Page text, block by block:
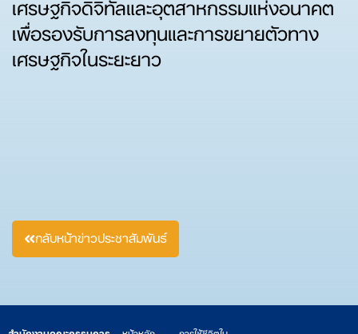
เพื่อรองรับการลงทุนและการขยายตัวทาง
เศรษฐกิจในระยะยาว
กลับหน้าข่าวประชาสัมพันธ์